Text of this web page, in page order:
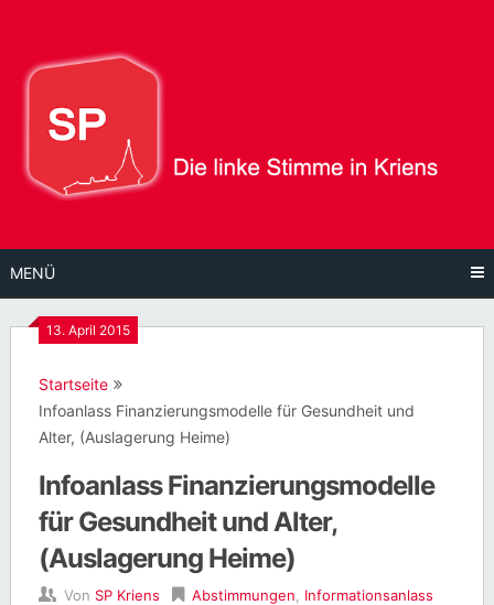
Inhalt
MENÜ
13. April 2015
Startseite
Infoanlass Finanzierungsmodelle für Gesundheit und
Alter, (Auslagerung Heime)
Infoanlass Finanzierungsmodelle
für Gesundheit und Alter,
(Auslagerung Heime)
Von SP Kriens Abstimmungen
Informationsanlass